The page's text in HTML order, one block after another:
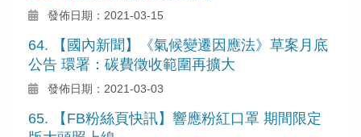
發佈日期：2021-03-15
64. 【國內新聞】《氣候變遷因應法》草案月底
公告 環署：碳費徵收範圍再擴大
發佈日期：2021-03-03
65. 【FB粉絲頁快訊】響應粉紅口罩 期間限定